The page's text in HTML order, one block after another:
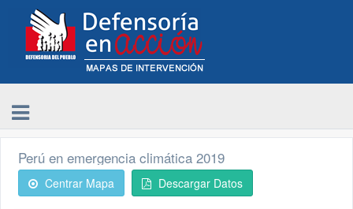
Perú en emergencia climática 2019
Centrar Mapa Descargar Datos